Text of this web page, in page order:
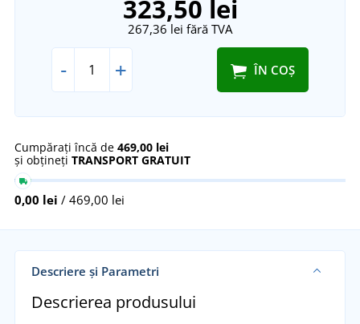
323,50 lei
267,36 lei fără TVA
- + ÎN COȘ
Cumpărați încă de 469,00 lei
și obțineți TRANSPORT GRATUIT
0,00 lei / 469,00 lei
Descriere și Parametri
Descrierea produsului